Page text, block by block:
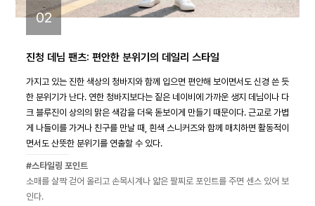
02
진청 데님 팬츠: 편안한 분위기의 데일리 스타일
가지고 있는 진한 색상의 청바지와 함께 입으면 편안해 보이면서도 신경 쓴 듯
한 분위기가 난다. 연한 청바지보다는 짙은 네이비에 가까운 생지 데님이나 다
크 블루진이 상의의 맑은 색감을 더욱 돋보이게 만들기 때문이다. 근교로 가볍
게 나들이를 가거나 친구를 만날 때, 흰색 스니커즈와 함께 매치하면 활동적이
면서도 산뜻한 분위기를 연출할 수 있다.
#스타일링 포인트
소매를 살짝 걷어 올리고 손목시계나 얇은 팔찌로 포인트를 주면 센스 있어 보
인다.